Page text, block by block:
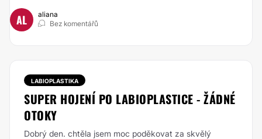
AL
aliana
Bez komentářů
LABIOPLASTIKA
SUPER HOJENÍ PO LABIOPLASTICE - ŽÁDNÉ
OTOKY
Dobrý den. chtěla jsem moc poděkovat za skvělý